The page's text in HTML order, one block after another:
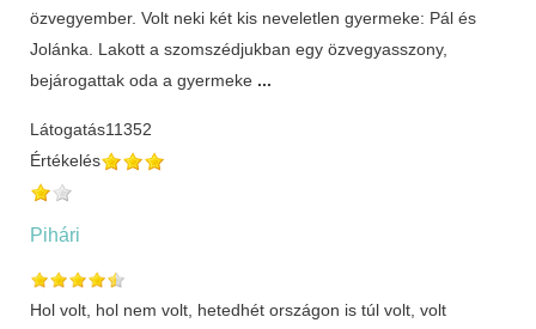
özvegyember. Volt neki két kis neveletlen gyermeke: Pál és
Jolánka. Lakott a szomszédjukban egy özvegyasszony,
bejárogattak oda a gyermeke ...
Látogatás11352
Értékelés
Pihári
Hol volt, hol nem volt, hetedhét országon is túl volt, volt